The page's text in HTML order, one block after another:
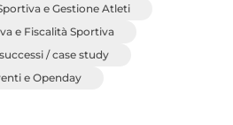
e Gestione Atleti
e Fiscalità Sportiva
/ case study
e Openday